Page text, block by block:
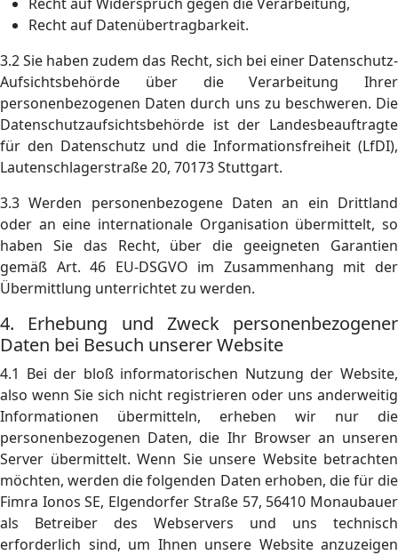
Recht auf Datenübertragbarkeit.
3.2 Sie haben zudem das Recht, sich bei einer Datenschutz-
Aufsichtsbehörde über die Verarbeitung Ihrer
personenbezogenen Daten durch uns zu beschweren. Die
Datenschutzaufsichtsbehörde ist der Landesbeauftragte
für den Datenschutz und die Informationsfreiheit (LfDI),
Lautenschlagerstraße 20, 70173 Stuttgart.
3.3 Werden personenbezogene Daten an ein Drittland
oder an eine internationale Organisation übermittelt, so
haben Sie das Recht, über die geeigneten Garantien
gemäß Art. 46 EU-DSGVO im Zusammenhang mit der
Übermittlung unterrichtet zu werden.
4. Erhebung und Zweck personenbezogener
Daten bei Besuch unserer Website
4.1 Bei der bloß informatorischen Nutzung der Website,
also wenn Sie sich nicht registrieren oder uns anderweitig
Informationen übermitteln, erheben wir nur die
personenbezogenen Daten, die Ihr Browser an unseren
Server übermittelt. Wenn Sie unsere Website betrachten
möchten, werden die folgenden Daten erhoben, die für die
Fimra Ionos SE, Elgendorfer Straße 57, 56410 Monaubauer
als Betreiber des Webservers und uns technisch
erforderlich sind, um Ihnen unsere Website anzuzeigen